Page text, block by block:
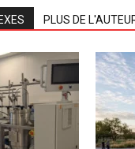
PLUS DE